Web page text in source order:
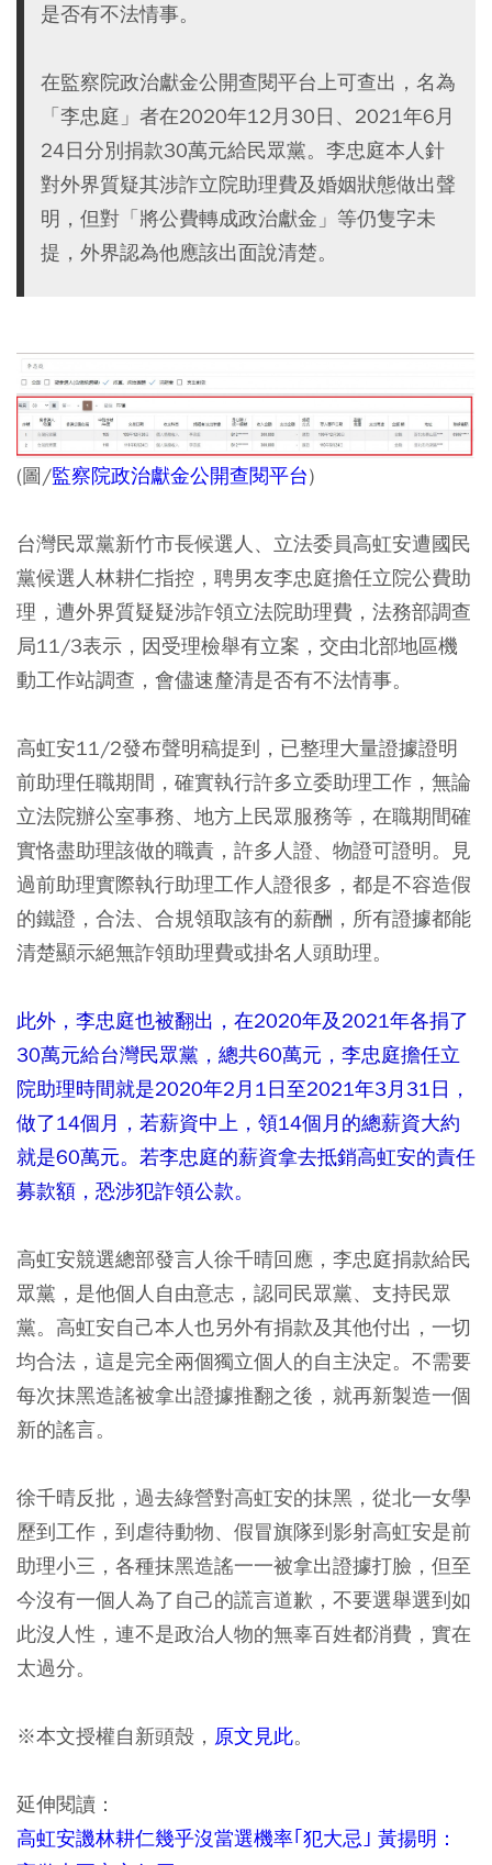
是否有不法情事。
在監察院政治獻金公開查閱平台上可查出，名為
「李忠庭」者在2020年12月30日、2021年6月
24日分別捐款30萬元給民眾黨。李忠庭本人針
對外界質疑其涉詐立院助理費及婚姻狀態做出聲
明，但對「將公費轉成政治獻金」等仍隻字未
提，外界認為他應該出面說清楚。
(圖/監察院政治獻金公開查閱平台)
台灣民眾黨新竹市長候選人、立法委員高虹安遭國民
黨候選人林耕仁指控，聘男友李忠庭擔任立院公費助
理，遭外界質疑疑涉詐領立法院助理費，法務部調查
局11/3表示，因受理檢舉有立案，交由北部地區機
動工作站調查，會儘速釐清是否有不法情事。
高虹安11/2發布聲明稿提到，已整理大量證據證明
前助理任職期間，確實執行許多立委助理工作，無論
立法院辦公室事務、地方上民眾服務等，在職期間確
實恪盡助理該做的職責，許多人證、物證可證明。見
過前助理實際執行助理工作人證很多，都是不容造假
的鐵證，合法、合規領取該有的薪酬，所有證據都能
清楚顯示絕無詐領助理費或掛名人頭助理。
此外，李忠庭也被翻出，在2020年及2021年各捐了
30萬元給台灣民眾黨，總共60萬元，李忠庭擔任立
院助理時間就是2020年2月1日至2021年3月31日，
做了14個月，若薪資中上，領14個月的總薪資大約
就是60萬元。若李忠庭的薪資拿去抵銷高虹安的責任
募款額，恐涉犯詐領公款。
高虹安競選總部發言人徐千晴回應，李忠庭捐款給民
眾黨，是他個人自由意志，認同民眾黨、支持民眾
黨。高虹安自己本人也另外有捐款及其他付出，一切
均合法，這是完全兩個獨立個人的自主決定。不需要
每次抹黑造謠被拿出證據推翻之後，就再新製造一個
新的謠言。
徐千晴反批，過去綠營對高虹安的抹黑，從北一女學
歷到工作，到虐待動物、假冒旗隊到影射高虹安是前
助理小三，各種抹黑造謠一一被拿出證據打臉，但至
今沒有一個人為了自己的謊言道歉，不要選舉選到如
此沒人性，連不是政治人物的無辜百姓都消費，實在
太過分。
※本文授權自新頭殼， 原文見此。
延伸閱讀：
高虹安譏林耕仁幾乎沒當選機率｢犯大忌｣ 黃揚明：